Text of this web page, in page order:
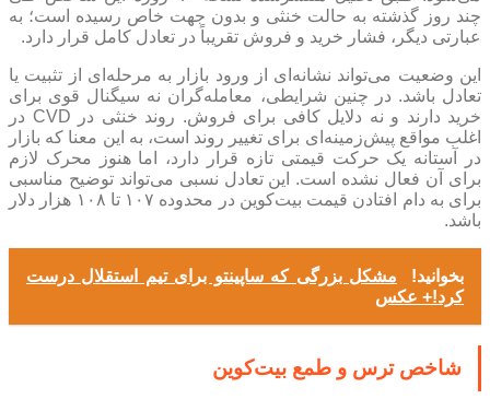
چند روز گذشته به حالت خنثی و بدون جهت خاص رسیده است؛ به
عبارتی دیگر، فشار خرید و فروش تقریباً در تعادل کامل قرار دارد.
این وضعیت می‌تواند نشانه‌ای از ورود بازار به مرحله‌ای از تثبیت یا
تعادل باشد. در چنین شرایطی، معامله‌گران نه سیگنال قوی برای
خرید دارند و نه دلایل کافی برای فروش. روند خنثی در CVD در
اغلب مواقع پیش‌زمینه‌ای برای تغییر روند است، به این معنا که بازار
در آستانه یک حرکت قیمتی تازه قرار دارد، اما هنوز محرک لازم
برای آن فعال نشده است. این تعادل نسبی می‌تواند توضیح مناسبی
برای به دام افتادن قیمت بیت‌کوین در محدوده ۱۰۷ تا ۱۰۸ هزار دلار
باشد.
بخوانید!
مشکل بزرگی که ساپینتو برای تیم استقلال درست
کرد!+ عکس
شاخص ترس و طمع بیت‌کوین